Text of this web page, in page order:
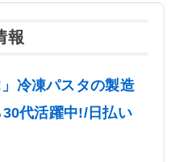
報
冷凍パスタの製造
代活躍中!/日払い